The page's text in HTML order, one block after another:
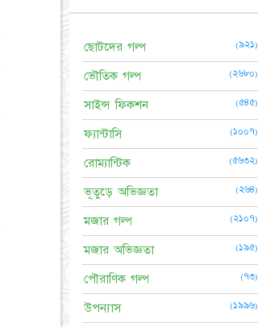
ছোটদের গল্প (৯২১)
ভৌতিক গল্প (২৬৮০)
সাইন্স ফিকশন (৫৪৫)
ফ্যান্টাসি (১০০৭)
রোম্যান্টিক (৫৬৩২)
ভূতুড়ে অভিজ্ঞতা (২৬৪)
মজার গল্প (২১০৭)
মজার অভিজ্ঞতা (১৯৫)
পৌরাণিক গল্প (৭৩)
উপন্যাস (১৯৯৬)